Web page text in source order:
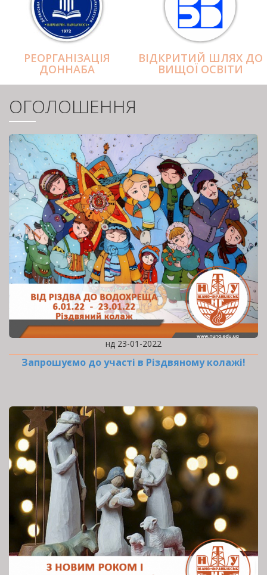
РЕОРГАНІЗАЦІЯ
ДОННАБА
ВІДКРИТИЙ ШЛЯХ ДО
ВИЩОЇ ОСВІТИ
ОГОЛОШЕННЯ
нд 23-01-2022
Запрошуємо до участі в Різдвяному колажі!